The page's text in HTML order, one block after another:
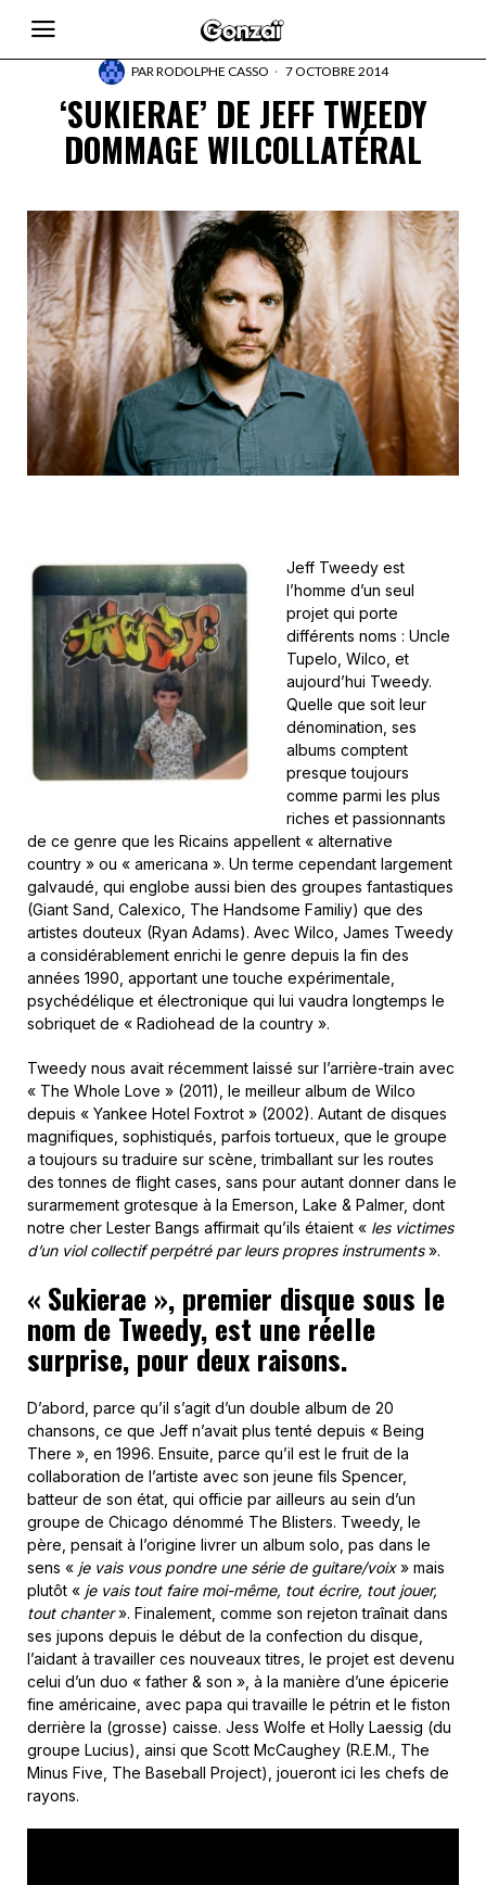
PARRODOLPHE CASSO 7 OCTOBRE 2014
‘SUKIERAE’ DE JEFF TWEEDY
DOMMAGE WILCOLLATÉRAL
Jeff Tweedy est
l’homme d’un seul
projet qui porte
différents noms : Uncle
Tupelo, Wilco, et
aujourd’hui Tweedy.
Quelle que soit leur
dénomination, ses
albums comptent
presque toujours
comme parmi les plus
riches et passionnants
de ce genre que les Ricains appellent « alternative
country » ou « americana ». Un terme cependant largement
galvaudé, qui englobe aussi bien des groupes fantastiques
(Giant Sand, Calexico, The Handsome Familiy) que des
artistes douteux (Ryan Adams). Avec Wilco, James Tweedy
a considérablement enrichi le genre depuis la fin des
années 1990, apportant une touche expérimentale,
psychédélique et électronique qui lui vaudra longtemps le
sobriquet de « Radiohead de la country ».
Tweedy nous avait récemment laissé sur l’arrière-train avec
« The Whole Love » (2011), le meilleur album de Wilco
depuis « Yankee Hotel Foxtrot » (2002). Autant de disques
magnifiques, sophistiqués, parfois tortueux, que le groupe
a toujours su traduire sur scène, trimballant sur les routes
des tonnes de flight cases, sans pour autant donner dans le
surarmement grotesque à la Emerson, Lake & Palmer, dont
notre cher Lester Bangs affirmait qu’ils étaient « les victimes
d’un viol collectif perpétré par leurs propres instruments».
« Sukierae », premier disque sous le
nom de Tweedy, est une réelle
surprise, pour deux raisons.
D’abord, parce qu’il s’agit d’un double album de 20
chansons, ce que Jeff n’avait plus tenté depuis « Being
There », en 1996. Ensuite, parce qu’il est le fruit de la
collaboration de l’artiste avec son jeune fils Spencer,
batteur de son état, qui officie par ailleurs au sein d’un
groupe de Chicago dénommé The Blisters. Tweedy, le
père, pensait à l’origine livrer un album solo, pas dans le
sens « je vais vous pondre une série de guitare/voix» mais
plutôt « je vais tout faire moi-même, tout écrire, tout jouer,
tout chanter». Finalement, comme son rejeton traînait dans
ses jupons depuis le début de la confection du disque,
l’aidant à travailler ces nouveaux titres, le projet est devenu
celui d’un duo « father & son », à la manière d’une épicerie
fine américaine, avec papa qui travaille le pétrin et le fiston
derrière la (grosse) caisse. Jess Wolfe et Holly Laessig (du
groupe Lucius), ainsi que Scott McCaughey (R.E.M., The
Minus Five, The Baseball Project), joueront ici les chefs de
rayons.